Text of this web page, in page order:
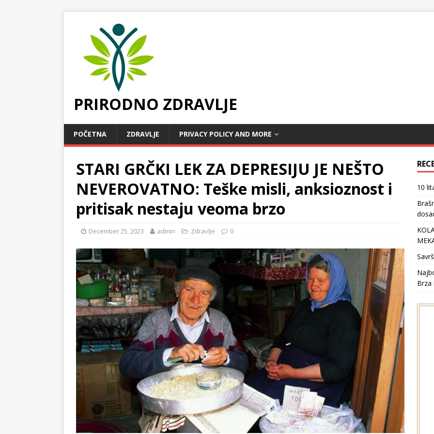
PRIRODNO ZDRAVLJE
POČETNA ZDRAVLJE PRIVACY POLICY AND MORE
STARI GRČKI LEK ZA DEPRESIJU JE NEŠTO
NEVEROVATNO: Teške misli, anksioznost i
pritisak nestaju veoma brzo
December 25, 2023 admin Zdravlje 0
10
Brza